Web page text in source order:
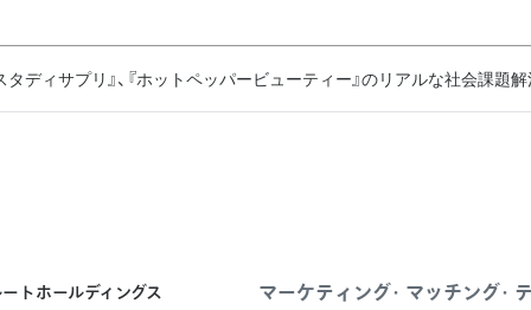
スタディサプリ』、『ホットペッパービューティー』のリアルな社会課
トホールディングス マーケティング・マッチング・